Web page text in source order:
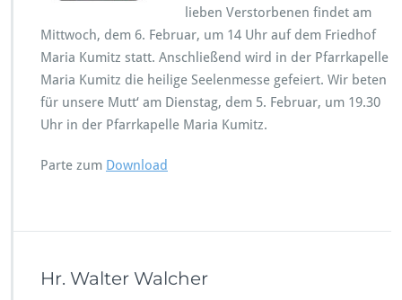
lieben Verstorbenen findet am
Mittwoch, dem 6. Februar, um 14 Uhr auf dem Friedhof
Maria Kumitz statt. Anschließend wird in der Pfarrkapelle
Maria Kumitz die heilige Seelenmesse gefeiert. Wir beten
für unsere Mutt‘ am Dienstag, dem 5. Februar, um 19.30
Uhr in der Pfarrkapelle Maria Kumitz.
Parte zum Download
Hr. Walter Walcher